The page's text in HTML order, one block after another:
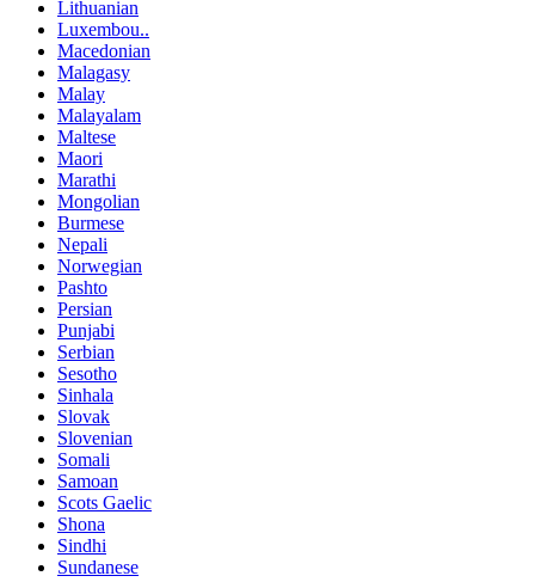
Lithuanian
Luxembou..
Macedonian
Malagasy
Malay
Malayalam
Maltese
Maori
Marathi
Mongolian
Burmese
Nepali
Norwegian
Pashto
Persian
Punjabi
Serbian
Sesotho
Sinhala
Slovak
Slovenian
Somali
Samoan
Scots Gaelic
Shona
Sindhi
Sundanese